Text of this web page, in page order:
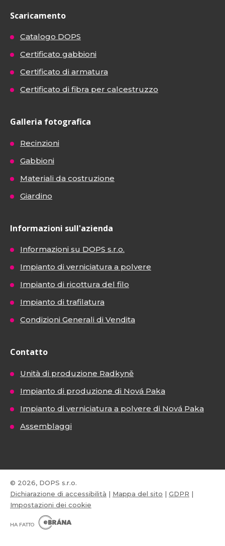
Scaricamento
Catalogo DOPS
Certificato gabbioni
Certificato di armatura
Certificato di fibra per calcestruzzo
Galleria fotografica
Recinzioni
Gabbioni
Materiali da costruzione
Giardino
Informazioni sull'azienda
Informazioni su DOPS s.r.o.
Impianto di verniciatura a polvere
Impianto di ricottura del filo
Impianto di trafilatura
Condizioni Generali di Vendita
Contatto
Unità di produzione Radkyně
Impianto di produzione di Nová Paka
Impianto di verniciatura a polvere di Nová Paka
Assemblaggi
© 2026, DOPS s.r.o.
Dichiarazione di accessibilità | Mappa del sito | GDPR |
Impostazioni dei cookie
HA FATTO
B